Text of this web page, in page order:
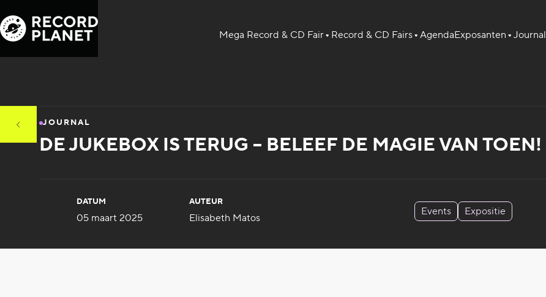
Mega Record & CD Fair Record & CD Fairs AgendaExposanten Journal
JOURNAL
DE JUKEBOX IS TERUG – BELEEF DE MAGIE VAN TOEN!
DATUM
05 maart 2025
AUTEUR
Elisabeth Matos
Events Expositie